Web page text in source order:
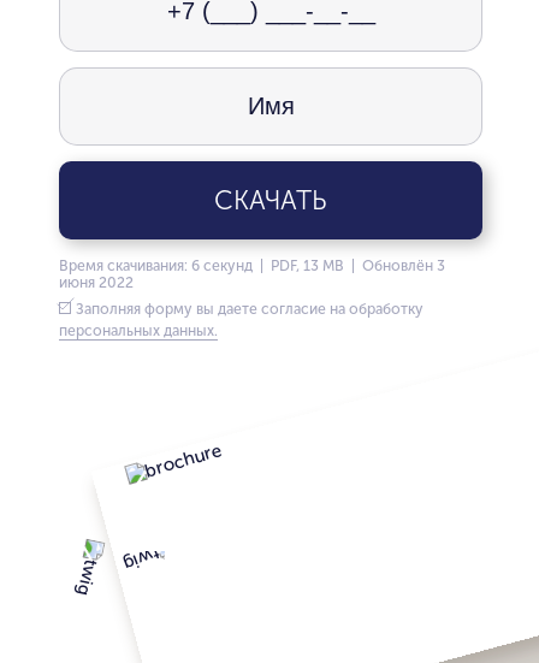
СКАЧАТЬ
Время скачивания: 6 секунд | PDF, 13 MB | Обновлён 3
июня 2022
Заполняя форму вы даете согласие на обработку
персональных данных.